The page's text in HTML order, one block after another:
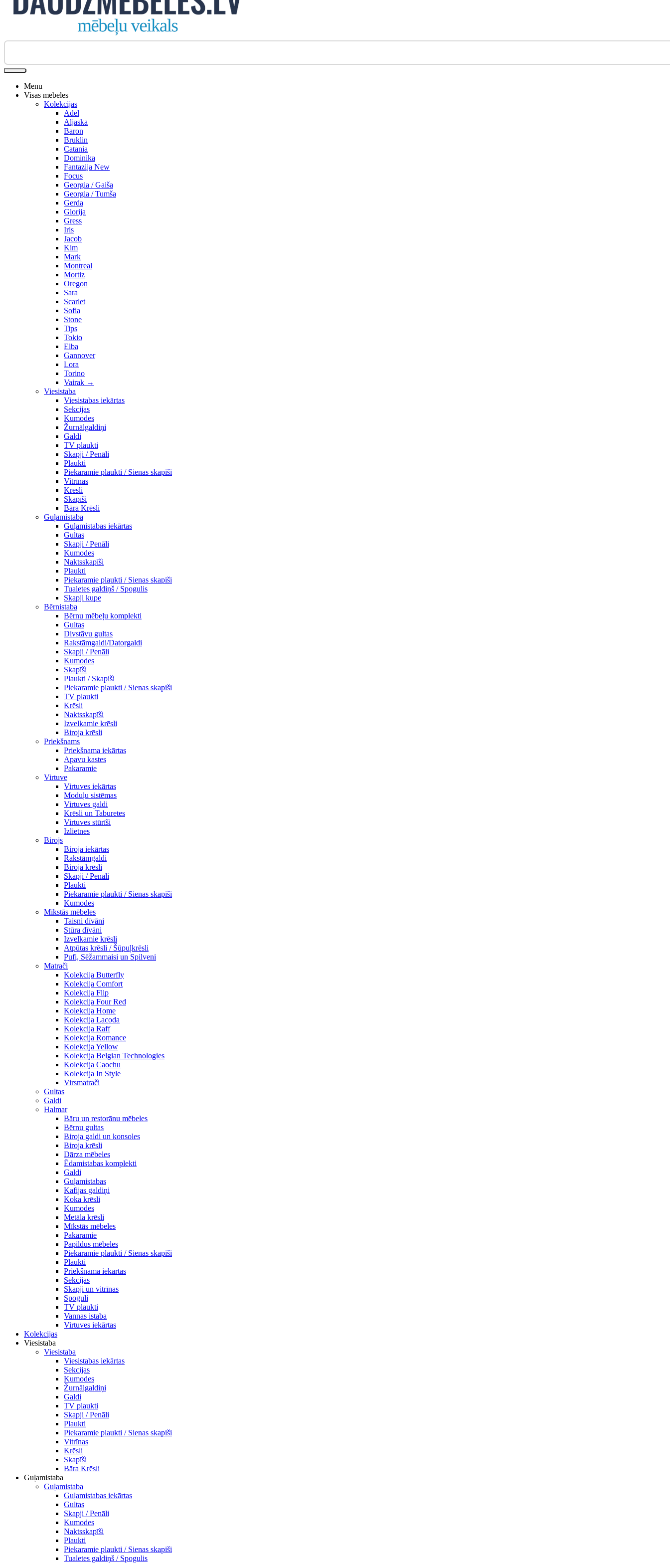
Biroja krēsli
Menu
Visas mēbeles
Kolekcijas
Adel
Aljaska
Baron
Bruklin
Catania
Dominika
Fantazija New
Focus
Georgia / Gaiša
Georgia / Tumša
Gerda
Glorija
Gress
Iris
Jacob
Kim
Mark
Montreal
Mortiz
Oregon
Sara
Scarlet
Sofia
Stone
Tips
Tokio
Elba
Gannover
Lora
Torino
Vairak →
Viesistaba
Viesistabas iekārtas
Sekcijas
Kumodes
Žurnālgaldiņi
Galdi
TV plaukti
Skapji / Penāli
Plaukti
Piekaramie plaukti / Sienas skapiši
Vitrīnas
Krēsli
Skapīši
Bāra Krēsli
Guļamistaba
Guļamistabas iekārtas
Gultas
Skapji / Penāli
Kumodes
Naktsskapīši
Plaukti
Piekaramie plaukti / Sienas skapiši
Tualetes galdiņš / Spogulis
Skapji kupe
Bērnistaba
Bērnu mēbeļu komplekti
Gultas
Divstāvu gultas
Rakstāmgaldi/Datorgaldi
Skapji / Penāli
Kumodes
Skapīši
Plaukti / Skapiši
Piekaramie plaukti / Sienas skapiši
TV plaukti
Krēsli
Naktsskapīši
Izvelkamie krēsli
Biroja krēsli
Priekšnams
Priekšnama iekārtas
Apavu kastes
Pakaramie
Virtuve
Virtuves iekārtas
Moduļu sistēmas
Virtuves galdi
Krēsli un Taburetes
Virtuves stūrīši
Izlietnes
Birojs
Biroja iekārtas
Rakstāmgaldi
Biroja krēsli
Skapji / Penāli
Plaukti
Piekaramie plaukti / Sienas skapiši
Kumodes
Mīkstās mēbeles
Taisni dīvāni
Stūra dīvāni
Izvelkamie krēsli
Atpūtas krēsli / Šūpuļkrēsli
Pufi, Sēžammaisi un Spilveni
Matrači
Kolekcija Butterfly
Kolekcija Comfort
Kolekcija Flip
Kolekcija Four Red
Kolekcija Home
Kolekcija Lacoda
Kolekcija Raff
Kolekcija Romance
Kolekcija Yellow
Kolekcija Belgian Technologies
Kolekcija Caochu
Kolekcija In Style
Virsmatrači
Gultas
Galdi
Halmar
Bāru un restorānu mēbeles
Bērnu gultas
Biroja galdi un konsoles
Biroja krēsli
Dārza mēbeles
Ēdamistabas komplekti
Galdi
Guļamistabas
Kafijas galdiņi
Koka krēsli
Kumodes
Metāla krēsli
Mīkstās mēbeles
Pakaramie
Papildus mēbeles
Piekaramie plaukti / Sienas skapiši
Plaukti
Priekšnama iekārtas
Sekcijas
Skapji un vitrīnas
Spoguli
TV plaukti
Vannas istaba
Virtuves iekārtas
Kolekcijas
Viesistaba
Viesistaba
Viesistabas iekārtas
Sekcijas
Kumodes
Žurnālgaldiņi
Galdi
TV plaukti
Skapji / Penāli
Plaukti
Piekaramie plaukti / Sienas skapiši
Vitrīnas
Krēsli
Skapīši
Bāra Krēsli
Guļamistaba
Guļamistaba
Guļamistabas iekārtas
Gultas
Skapji / Penāli
Kumodes
Naktsskapīši
Plaukti
Piekaramie plaukti / Sienas skapiši
Tualetes galdiņš / Spogulis